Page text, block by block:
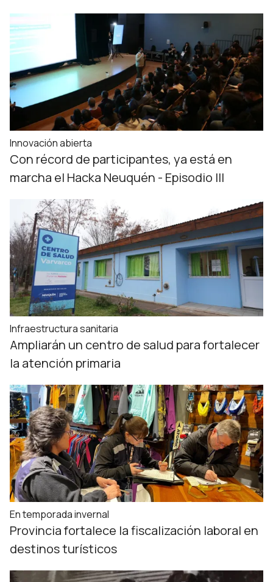
Innovación abierta
Con récord de participantes, ya está en
marcha el Hacka Neuquén - Episodio III
Infraestructura sanitaria
Ampliarán un centro de salud para fortalecer
la atención primaria
En temporada invernal
Provincia fortalece la fiscalización laboral en
destinos turísticos